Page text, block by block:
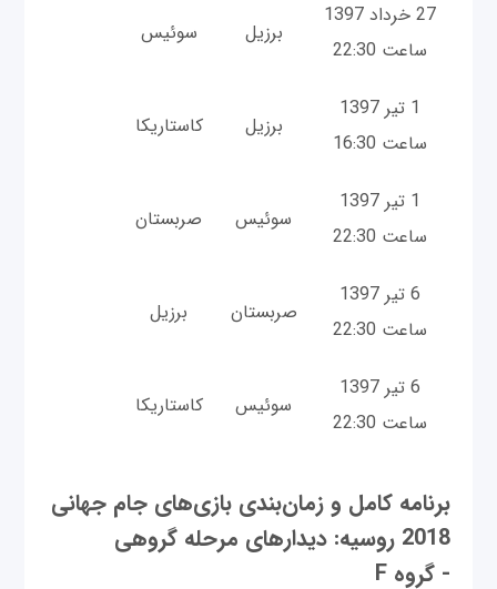
27 خرداد 1397
ساعت 22:30
برزیل سوئیس
1 تیر 1397
ساعت 16:30
برزیل کاستاریکا
1 تیر 1397
ساعت 22:30
سوئیس صربستان
6 تیر 1397
ساعت 22:30
صربستان برزیل
6 تیر 1397
ساعت 22:30
سوئیس کاستاریکا
برنامه کامل و زمان‌بندی بازی‌های جام جهانی
2018 روسیه: دیدارهای مرحله گروهی
- گروه F